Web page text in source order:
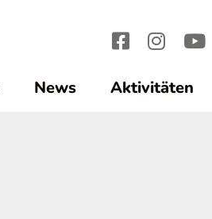
News Aktivitäten